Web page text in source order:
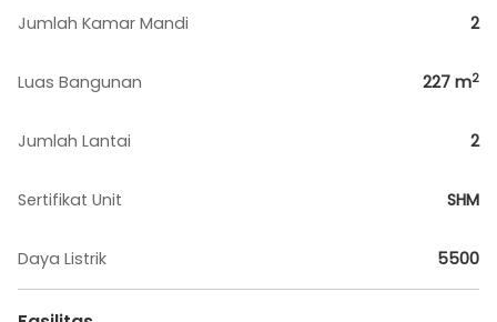
Jumlah Kamar Mandi 2
Luas Bangunan 227 m2
Jumlah Lantai 2
Sertifikat Unit SHM
Daya Listrik 5500